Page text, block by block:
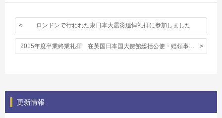
ロンドンで行われた東日本大震災追悼礼拝に参加しました
更新情報